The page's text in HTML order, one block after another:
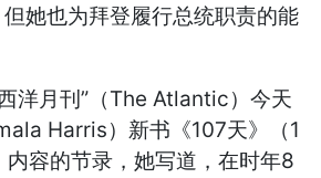
但她也为拜登履行总统职责的能
洋月刊”（The Atlantic）今天
Harris）新书《107天》（1
容的节录，她写道，在时年8